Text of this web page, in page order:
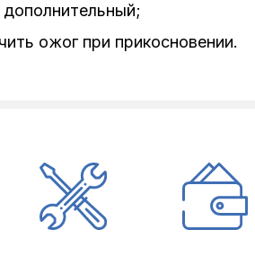
дополнительный;
ожог при прикосновении.